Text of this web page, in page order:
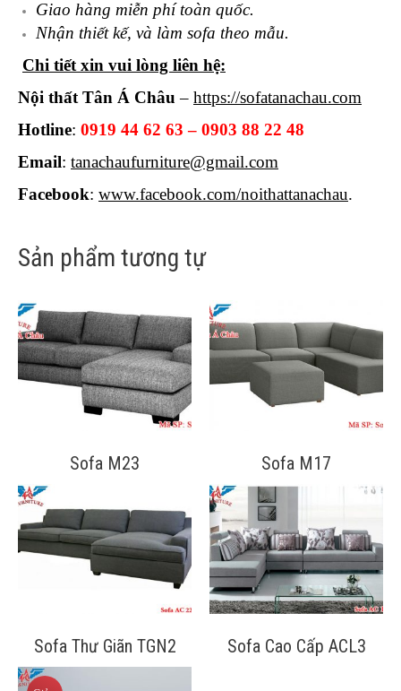
Giao hàng miễn phí toàn quốc.
Nhận thiết kế, và làm sofa theo mẫu.
Chi tiết xin vui lòng liên hệ:
Nội thất Tân Á Châu – https://sofatanachau.com
Hotline: 0919 44 62 63 – 0903 88 22 48
Email: tanachaufurniture@gmail.com
Facebook: www.facebook.com/noithattanachau.
Sản phẩm tương tự
Sofa M23 Sofa M17
Sofa Thư Giãn TGN2 Sofa Cao Cấp ACL3